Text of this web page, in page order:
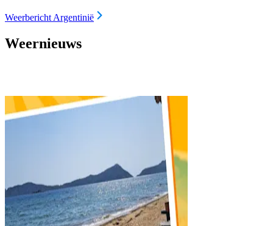
Weerbericht Argentinië
Weernieuws